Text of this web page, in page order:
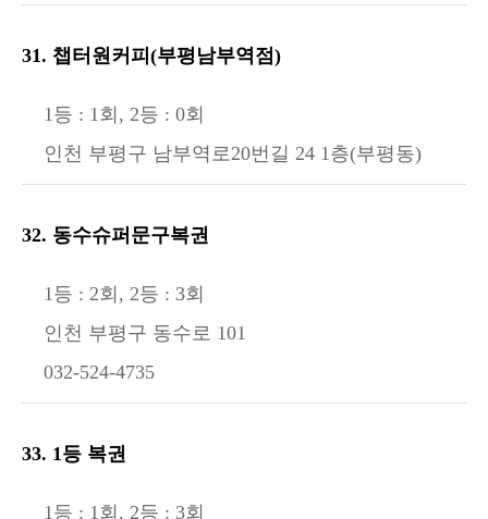
31. 챕터원커피(부평남부역점)
1등 : 1회, 2등 : 0회
인천 부평구 남부역로20번길 24 1층(부평동)
32. 동수슈퍼문구복권
1등 : 2회, 2등 : 3회
인천 부평구 동수로 101
032-524-4735
33. 1등 복권
1등 : 1회, 2등 : 3회